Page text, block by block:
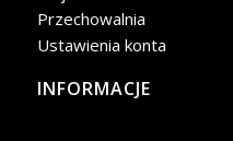
Przechowalnia
Ustawienia konta
INFORMACJE